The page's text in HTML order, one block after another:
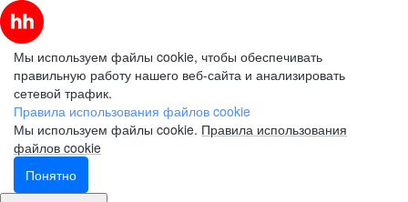
Мы используем файлы cookie, чтобы обеспечивать
правильную работу нашего веб-сайта и анализировать
сетевой трафик.
Правила использования файлов cookie
Мы используем файлы cookie. Правила использования
файлов cookie
Понятно